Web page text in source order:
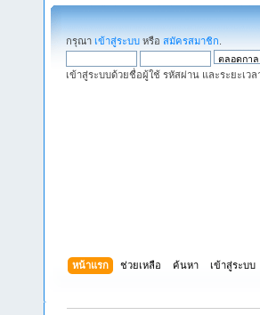
กรุณา เข้าสู่ระบบ หรือ สมัครสมาชิก
เข้าสู่ระบบด้วยชื่อผู้ใช้ รหัสผ่าน และระยะเว
หน้าแรก ช่วยเหลือ ค้นหา เข้าสู่ระบบ